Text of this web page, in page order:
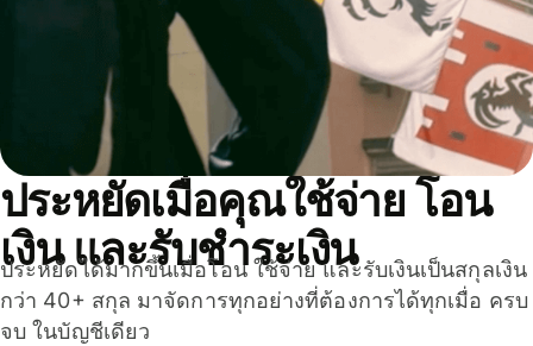
ประหยัดเมื่อคุณใช้จ่าย โอน
เงิน และรับชำระเงิน
ประหยัดได้มากขึ้นเมื่อโอน ใช้จ่าย และรับเงินเป็นสกุลเงิน
กว่า 40+ สกุล มาจัดการทุกอย่างที่ต้องการได้ทุกเมื่อ ครบ
จบ ในบัญชีเดียว